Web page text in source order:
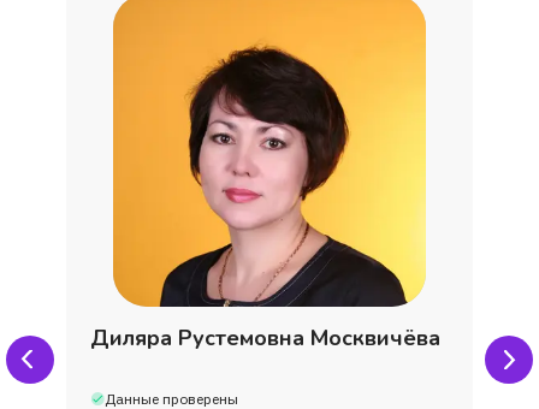
Диляра Рустемовна Москвичёва
Данные проверены